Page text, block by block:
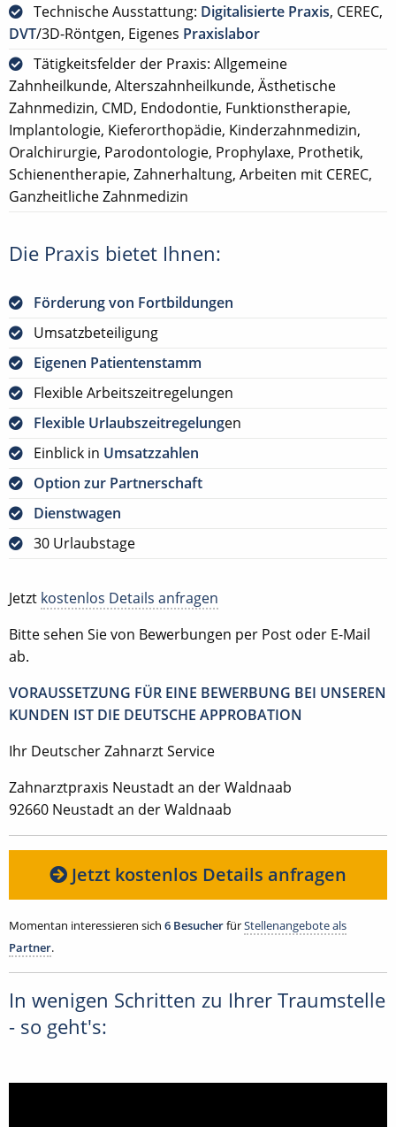
Technische Ausstattung: Digitalisierte Praxis, CEREC,
DVT/3D-Röntgen, Eigenes Praxislabor
Tätigkeitsfelder der Praxis: Allgemeine
Zahnheilkunde, Alterszahnheilkunde, Ästhetische
Zahnmedizin, CMD, Endodontie, Funktionstherapie,
Implantologie, Kieferorthopädie, Kinderzahnmedizin,
Oralchirurgie, Parodontologie, Prophylaxe, Prothetik,
Schienentherapie, Zahnerhaltung, Arbeiten mit CEREC,
Ganzheitliche Zahnmedizin
Die Praxis bietet Ihnen:
Förderung von Fortbildungen
Umsatzbeteiligung
Eigenen Patientenstamm
Flexible Arbeitszeitregelungen
Flexible Urlaubszeitregelungen
Einblick in Umsatzzahlen
Option zur Partnerschaft
Dienstwagen
30 Urlaubstage
Jetzt kostenlos Details anfragen
Bitte sehen Sie von Bewerbungen per Post oder E-Mail
ab.
VORAUSSETZUNG FÜR EINE BEWERBUNG BEI UNSEREN
KUNDEN IST DIE DEUTSCHE APPROBATION
Ihr Deutscher Zahnarzt Service
Zahnarztpraxis Neustadt an der Waldnaab
92660 Neustadt an der Waldnaab
Jetzt kostenlos Details anfragen
Momentan interessieren sich 6 BesucherfürStellenangebote als
Partner.
In wenigen Schritten zu Ihrer Traumstelle
- so geht's: